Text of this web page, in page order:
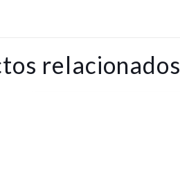
relacionados